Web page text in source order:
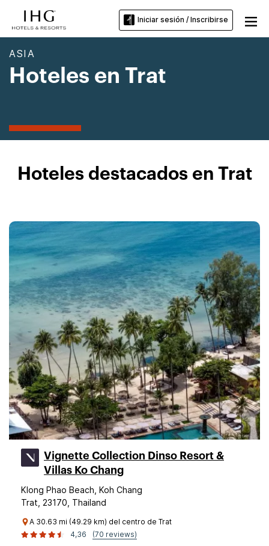
Iniciar sesión / Inscribirse
ASIA
Hoteles en Trat
Hoteles destacados en Trat
Vignette Collection Dinso Resort &
Villas Ko Chang
Klong Phao Beach, Koh Chang
Trat, 23170, Thailand
A 30.63 mi (49.29 km) del centro de Trat
4,36
(70 reviews)